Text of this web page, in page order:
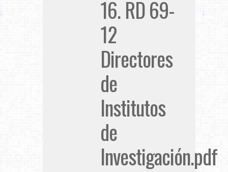
16. RD 69-
12
Directores
de
Institutos
de
Investigación.pdf